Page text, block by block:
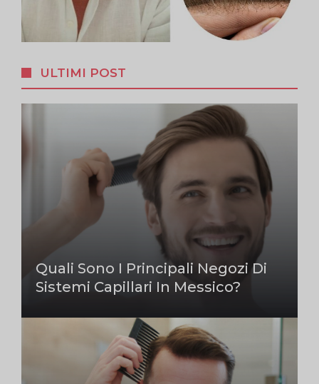
ULTIMI POST
Quali Sono I Principali Negozi Di
Sistemi Capillari In Messico?